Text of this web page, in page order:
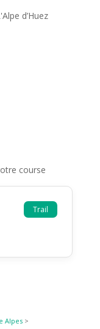
d’Huez
course
Trail
Alpes>